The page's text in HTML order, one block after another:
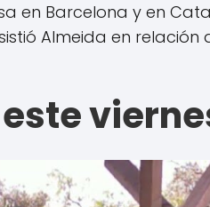
en Barcelona y en
Almeida en